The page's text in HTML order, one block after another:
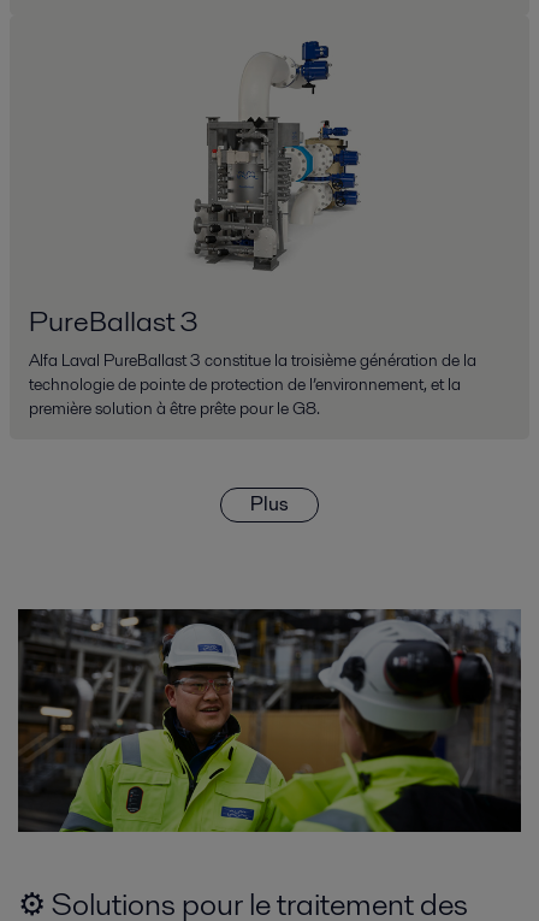
PureBallast 3
Alfa Laval PureBallast 3 constitue la troisième génération de la
technologie de pointe de protection de l’environnement, et la
première solution à être prête pour le G8.
Plus
⚙️ Solutions pour le traitement des